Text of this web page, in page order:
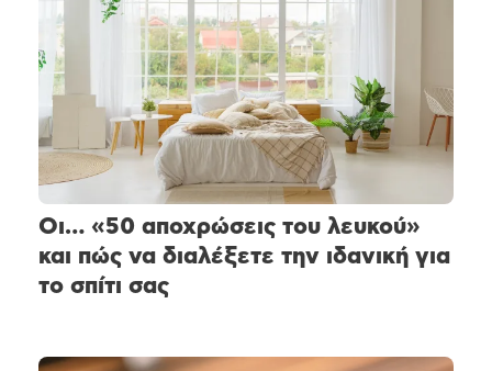
Οι… «50 αποχρώσεις του λευκού»
και πώς να διαλέξετε την ιδανική για
το σπίτι σας